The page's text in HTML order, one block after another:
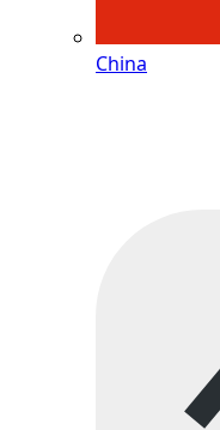
China